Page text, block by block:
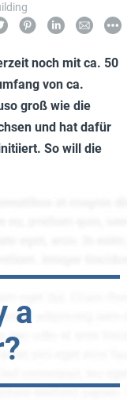
noch mit ca. 50
von ca.
groß wie die
und hat dafür
So will die
a